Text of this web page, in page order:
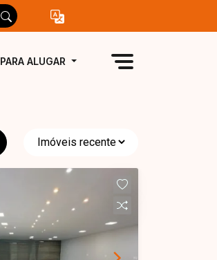
PARA ALUGAR